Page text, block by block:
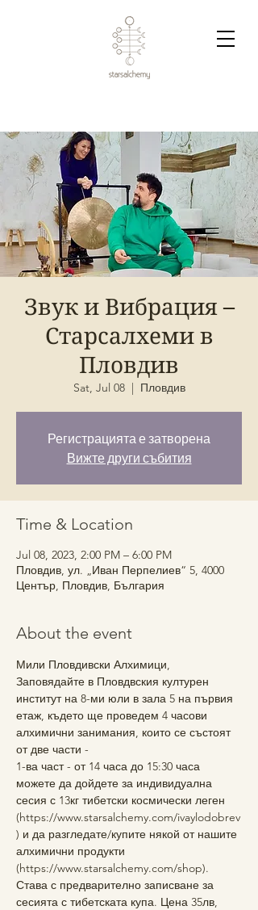
Звук и Вибрация –
Старсалхеми в
Пловдив
Sat, Jul 08
  |
Пловдив
Регистрацията е затворена
Вижте други събития
Time & Location
Jul 08, 2023, 2:00 PM – 6:00 PM
Пловдив, ул. „Иван Перпелиев“ 5, 4000
Център, Пловдив, България
About the event
Мили Пловдивски Алхимици,
Заповядайте в Пловдвския културен
институт на 8-ми юли в зала 5 на първия
етаж, където ще проведем 4 часови
алхимични занимания, които се състоят
от две части -
1-ва част - от 14 часа до 15:30 часа
можете да дойдете за индивидуална
сесия с 13кг тибетски космически леген
(https://www.starsalchemy.com/ivaylodobrev
) и да разгледате/купите някой от нашите
алхимични продукти
(https://www.starsalchemy.com/shop).
Става с предварително записване за
сесията с тибетската купа. Цена 35лв,